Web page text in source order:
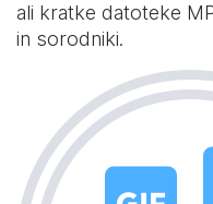
ali kratke datoteke
in sorodniki.